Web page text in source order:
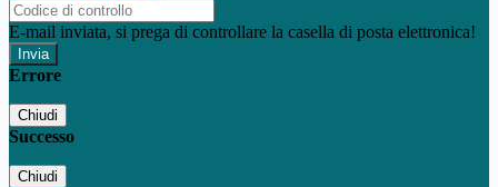
E-mail inviata, si prega di controllare la casella di posta elettronica!
Errore
Chiudi
Successo
Chiudi